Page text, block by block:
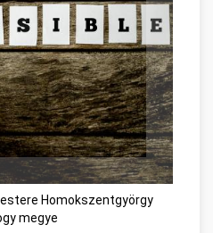
Homokszentgyörgy
megye